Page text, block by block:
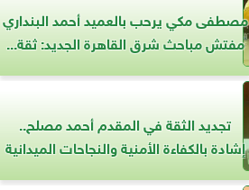
مصطفى مكي يرحب بالعميد أحمد البنداري
مفتش مباحث شرق القاهرة الجديد: ثقة...
تجديد الثقة في المقدم أحمد مصلح..
إشادة بالكفاءة الأمنية والنجاحات الميدانية